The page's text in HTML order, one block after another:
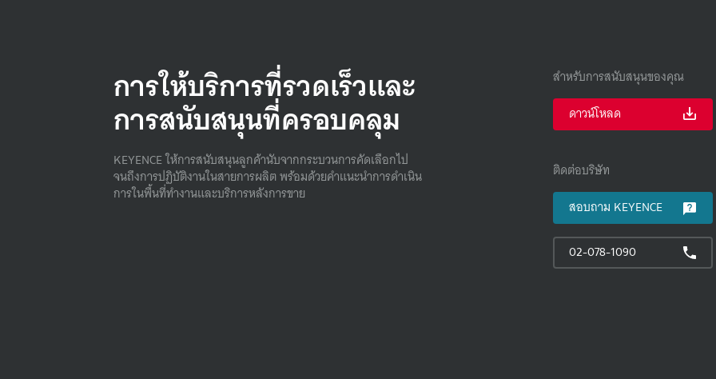
การให้บริการที่รวดเร็วและ
การสนับสนุนที่ครอบคลุม
KEYENCE ให้การสนับสนุนลูกค้านับจากกระบวนการคัดเลือกไป
จนถึงการปฏิบัติงานในสายการผลิต พร้อมด้วยคําแนะนําการดําเนิน
การในพื้นที่ทํางานและบริการหลังการขาย
สำหรับการสนับสนุนของคุณ
ดาวน์โหลด
ติดต่อบริษัท
สอบถาม KEYENCE
02-078-1090